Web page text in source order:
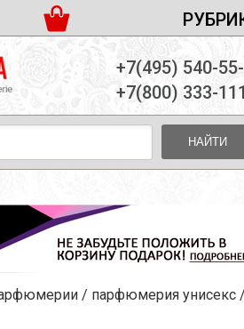
И ОПЛАТА
ПАРТНЕРСТВО
КОНТАКТЫ
ПАРФЮМЕРИЯ
ПАРФЮМЕРИЯ
ПАРФЮМЕРИЯ
НАБОРЫ
НАБОРЫ
НАБОРЫ
ЗА ЛИЦОМ
ЗА ТЕЛОМ
+7(495) 540-
+7(800) 333-
НАЙТИ
/ парфюмерия унисекс /